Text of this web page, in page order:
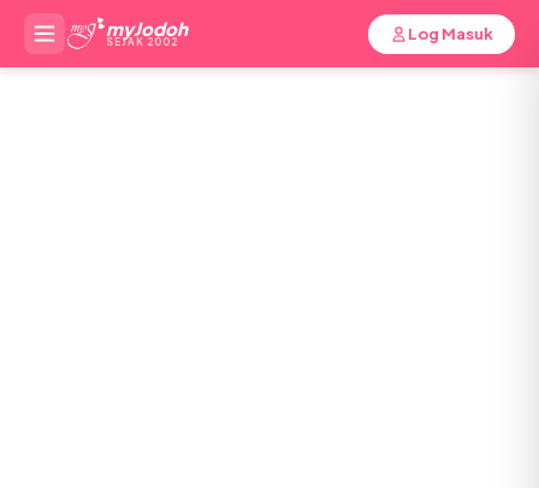
myJodoh
SEJAK 2002 Log Masuk